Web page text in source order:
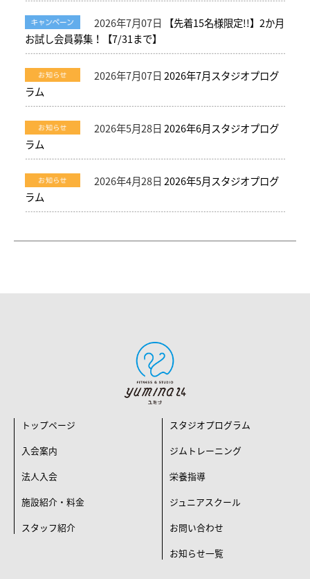
2026年7月07日
【先着15名様限定!!】2か月
お試し会員募集！【7/31まで】
2026年7月07日 2026年7月スタジオプログ
ラム
2026年5月28日 2026年6月スタジオプログ
ラム
2026年4月28日 2026年5月スタジオプログ
ラム
トップページ
入会案内
法人入会
施設紹介・料金
スタッフ紹介
スタジオプログラム
ジムトレーニング
栄養指導
ジュニアスクール
お問い合わせ
お知らせ一覧